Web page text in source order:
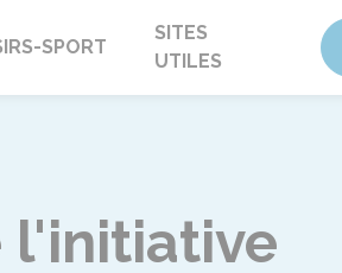
SPORT
SITES
UTILES
l'initiative